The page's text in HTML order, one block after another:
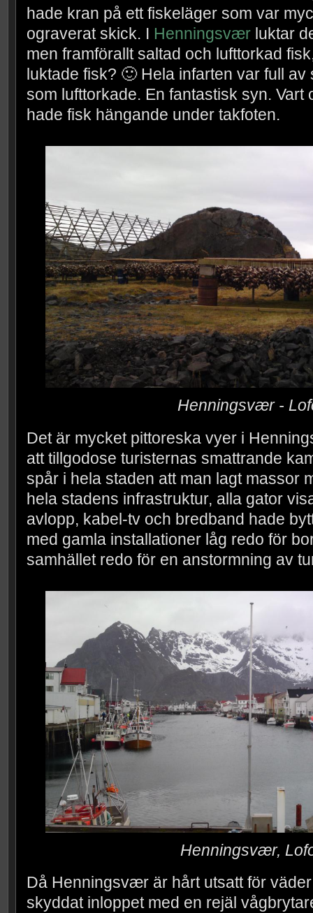
hade kran på ett fiskeläger som var
ograverat skick. I Henningsværluktar
men framförallt saltad och lufttorkad
luktade fisk? 🙂 Hela infarten var full av
som lufttorkade. En fantastisk syn. Vart
hade fisk hängande under takfoten.
Henningsvær -
Det är mycket pittoreska vyer i
att tillgodose turisternas smattrande
spår i hela staden att man lagt massor
hela stadens infrastruktur, alla gator
avlopp, kabel-tv och bredband hade
med gamla installationer låg redo för
samhället redo för en anstormning av
Henningsvær,
Då Henningsvær är hårt utsatt för
skyddat inloppet med en rejäl